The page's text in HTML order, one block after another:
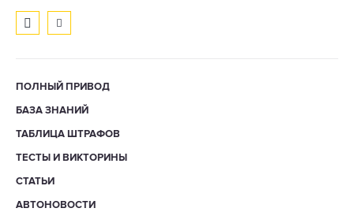
ПОЛНЫЙ ПРИВОД
БАЗА ЗНАНИЙ
ТАБЛИЦА ШТРАФОВ
ТЕСТЫ И ВИКТОРИНЫ
СТАТЬИ
АВТОНОВОСТИ